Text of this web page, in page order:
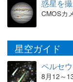
惑星を
CMOSカ
星空ガイド
ペルセ
8月12～